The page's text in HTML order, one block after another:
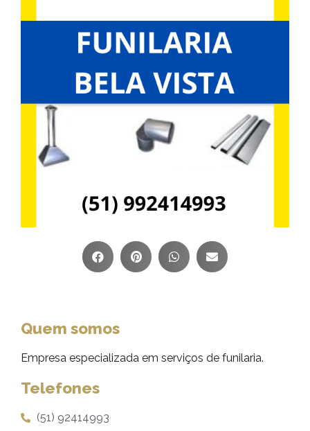
Quem somos
Empresa especializada em serviços de funilaria.
Telefones
(51) 92414993